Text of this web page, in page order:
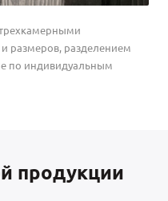
размеров, разделением
по индивидуальным
продукции